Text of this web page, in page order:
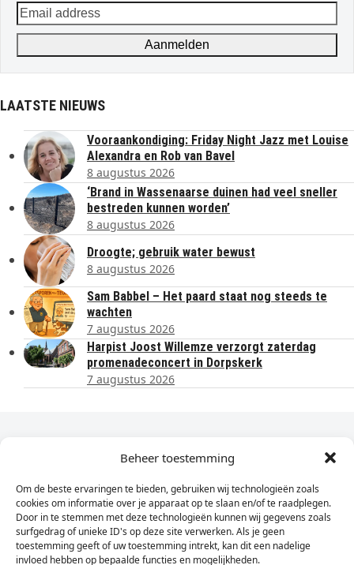
Beheer toestemming
Om de beste ervaringen te bieden, gebruiken wij technologieën zoals
cookies om informatie over je apparaat op te slaan en/of te raadplegen.
Door in te stemmen met deze technologieën kunnen wij gegevens zoals
surfgedrag of unieke ID's op deze site verwerken. Als je geen
toestemming geeft of uw toestemming intrekt, kan dit een nadelige
invloed hebben op bepaalde functies en mogelijkheden.
Email
address
Aanmelden
LAATSTE NIEUWS
Vooraankondiging: Friday Night Jazz met Louise
Alexandra en Rob van Bavel
8 augustus 2026
‘Brand in Wassenaarse duinen had veel sneller
bestreden kunnen worden’
8 augustus 2026
Droogte; gebruik water bewust
8 augustus 2026
Sam Babbel – Het paard staat nog steeds te
wachten
7 augustus 2026
Harpist Joost Willemze verzorgt zaterdag
promenadeconcert in Dorpskerk
7 augustus 2026
Dagelijks het laatste nieuws in je e-mail?
Vul
hier
je
e-
Sign Up